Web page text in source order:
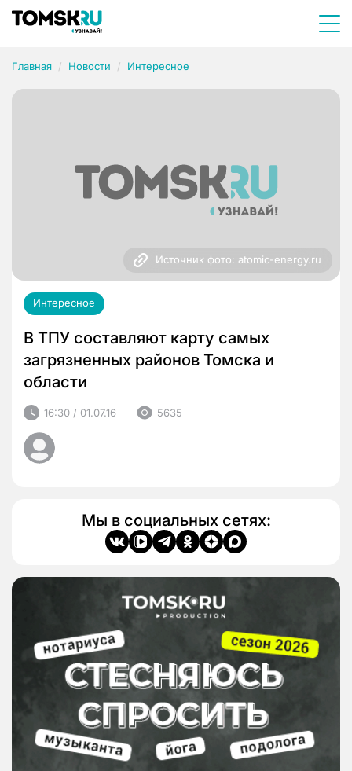
Главная Новости Интересное
Источник фото: atomic-energy.ru
Интересное
В ТПУ составляют карту самых
загрязненных районов Томска и
области
16:30 / 01.07.16 5635
Мы в социальных сетях: